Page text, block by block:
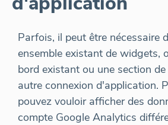
Parfois, il peut être nécessaire
ensemble existant de widgets,
bord existant ou une section
autre connexion d'application.
pouvez vouloir afficher des
compte Google Analytics